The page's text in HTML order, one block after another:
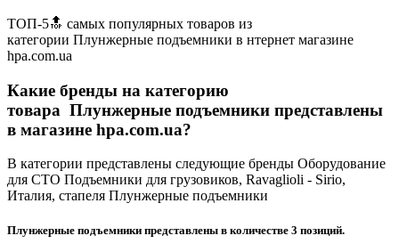
ТОП-5🔝 самых популярных товаров из
категории Плунжерные подъемники в нтернет магазине
hpa.com.ua
Какие бренды на категорию
товара Плунжерные подъемники представлены
в магазине hpa.com.ua?
В категории представлены следующие бренды Оборудование
для СТО Подъемники для грузовиков, Ravaglioli - Sirio,
Италия, стапеля Плунжерные подъемники
Плунжерные подъемники представлены в количестве 3 позиций.